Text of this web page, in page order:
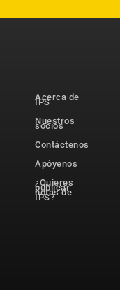
Acerca de
IPS
Nuestros
socios
Contáctenos
Apóyenos
¿Quieres
publicar
notas de
IPS?